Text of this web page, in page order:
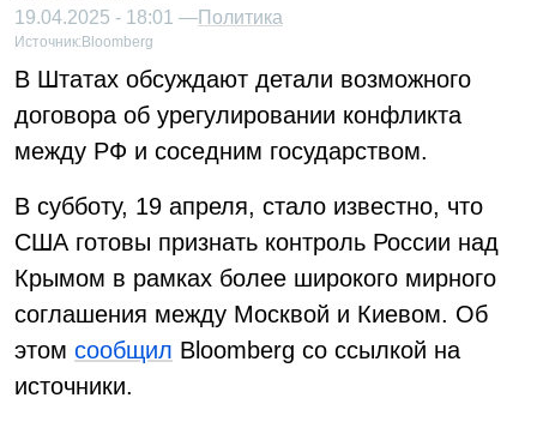
19.04.2025 - 18:01 —Политика
Источник: Bloomberg
В Штатах обсуждают детали возможного
договора об урегулировании конфликта
между РФ и соседним государством.
В субботу, 19 апреля, стало известно, что
США готовы признать контроль России над
Крымом в рамках более широкого мирного
соглашения между Москвой и Киевом. Об
этом сообщил Bloomberg со ссылкой на
источники.